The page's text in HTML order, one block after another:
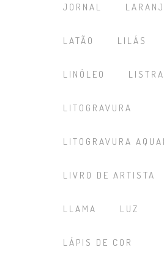
JORNAL
LATÃO LILÁS
LINÓLEO
LITOGRAVURA
LITOGRAVURA
LIVRO DE ARTISTA
LLAMA LUZ
LÁPIS DE COR